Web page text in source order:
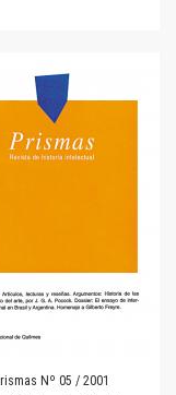
Nº 05 / 2001